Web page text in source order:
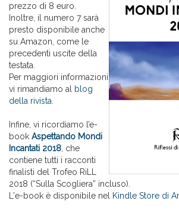
prezzo di 8 euro.
Inoltre, il numero 7 sarà
presto disponibile anche
su Amazon, come le
precedenti uscite della
testata.
Per maggiori informazioni
vi rimandiamo al
blog
della rivista
Infine, vi ricordiamo l’e-
book Aspettando Mondi
Incantati 2018 , che
contiene tutti i racconti
finalisti del Trofeo RiLL
2018 (“Sulla Scogliera” incluso).
L'e-book è disponibile nel
Kindle Store di